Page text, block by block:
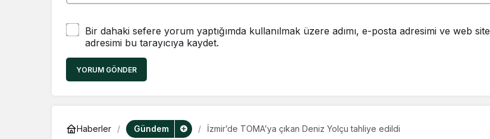
Bir dahaki sefere yorum yaptığımda kullanılmak üzere adımı, e-posta adresimi ve web site
adresimi bu tarayıcıya kaydet.
YORUM GÖNDER
Haberler Gündem İzmir’de TOMA’ya çıkan Deniz Yolçu tahliye edildi